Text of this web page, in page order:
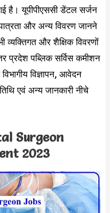
है। यूपीपीएससी डेंटल सर्जन
और अन्य विवरण जानने
और शैक्षिक विवरणों
प्रदेश पब्लिक सर्विस कमीशन
विज्ञापन, आवेदन
एवं अन्य जानकारी नीचे
Surgeon
2023